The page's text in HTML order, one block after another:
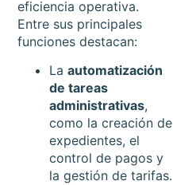
eficiencia operativa.
Entre sus principales
funciones destacan:
Laautomatización
de tareas
administrativas,
como la creación de
expedientes, el
control de pagos y
la gestión de tarifas.